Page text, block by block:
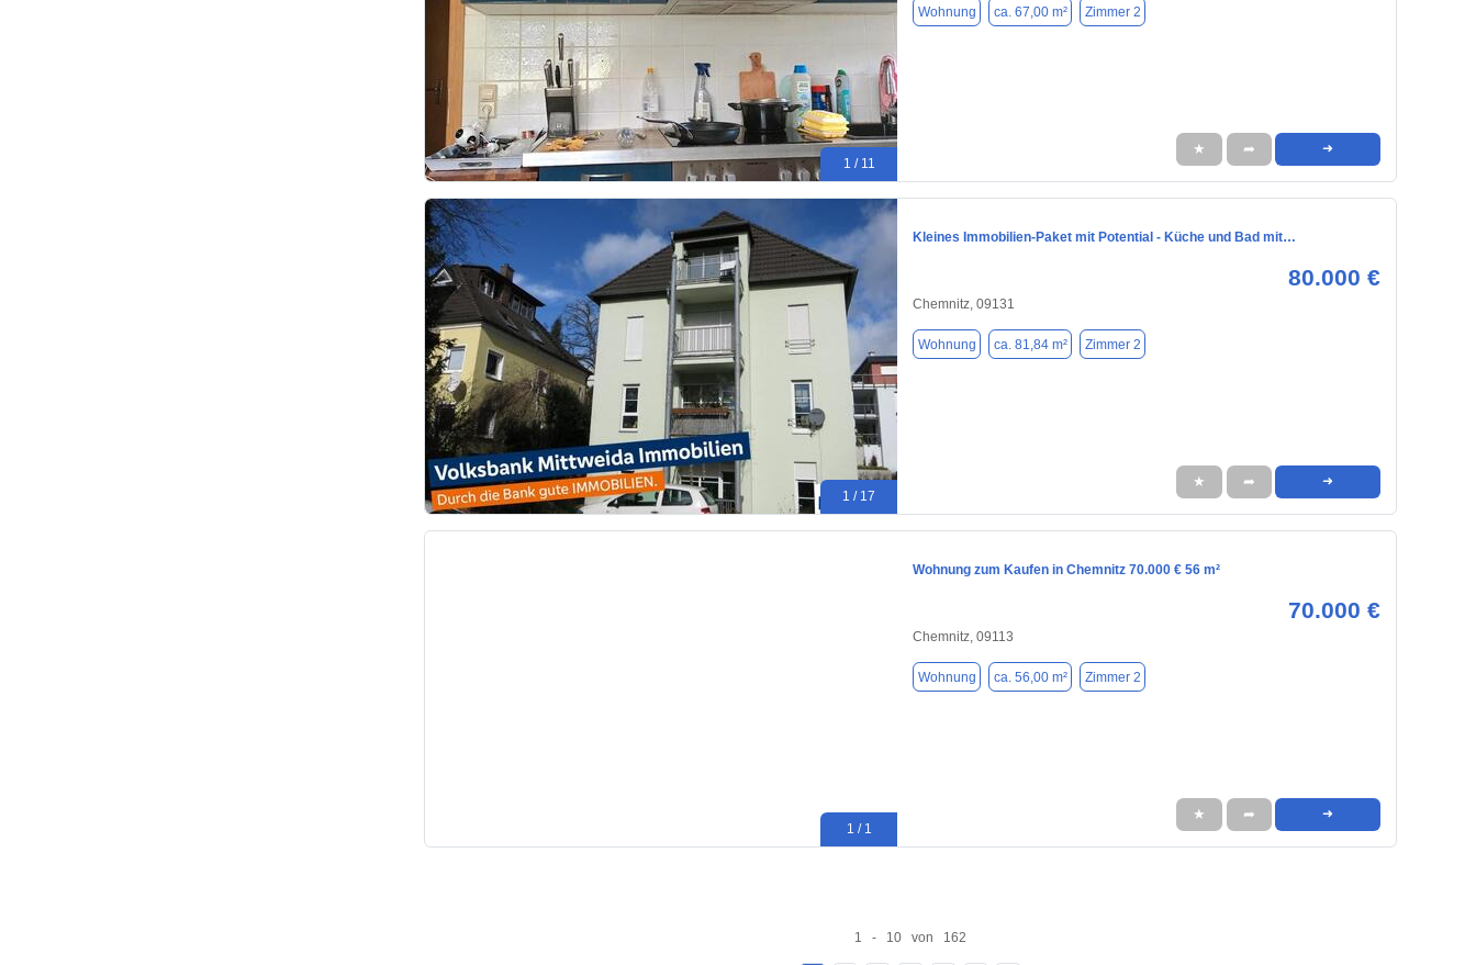
1 / 11
Wohnung ca. 67,00 m² Zimmer 2
★ ➦ ➜
1 / 17
Kleines Immobilien-Paket mit Potential - Küche und Bad mit…
80.000 €
Chemnitz, 09131
Wohnung ca. 81,84 m² Zimmer 2
★ ➦ ➜
1 / 1
Wohnung zum Kaufen in Chemnitz 70.000 € 56 m²
70.000 €
Chemnitz, 09113
Wohnung ca. 56,00 m² Zimmer 2
★ ➦ ➜
1 - 10 von 162